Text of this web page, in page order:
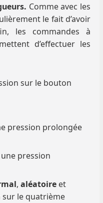
Comme avec les
le fait d’avoir
les commandes à
d’effectuer les
sur le bouton
pression prolongée
pression
, aléatoire et
sur le quatrième